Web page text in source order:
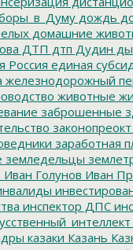
дождь
домашние
ДТП дтп Дудин
Россия единая
железнодорожный
животные
заброшенные
законопреокт
заработная
земледельцы
Иван Голунов Иван
инспектор ДПС
казаки Казань